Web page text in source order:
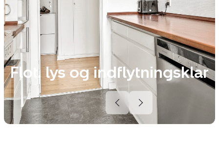
Flot, lys og indflytningsklar